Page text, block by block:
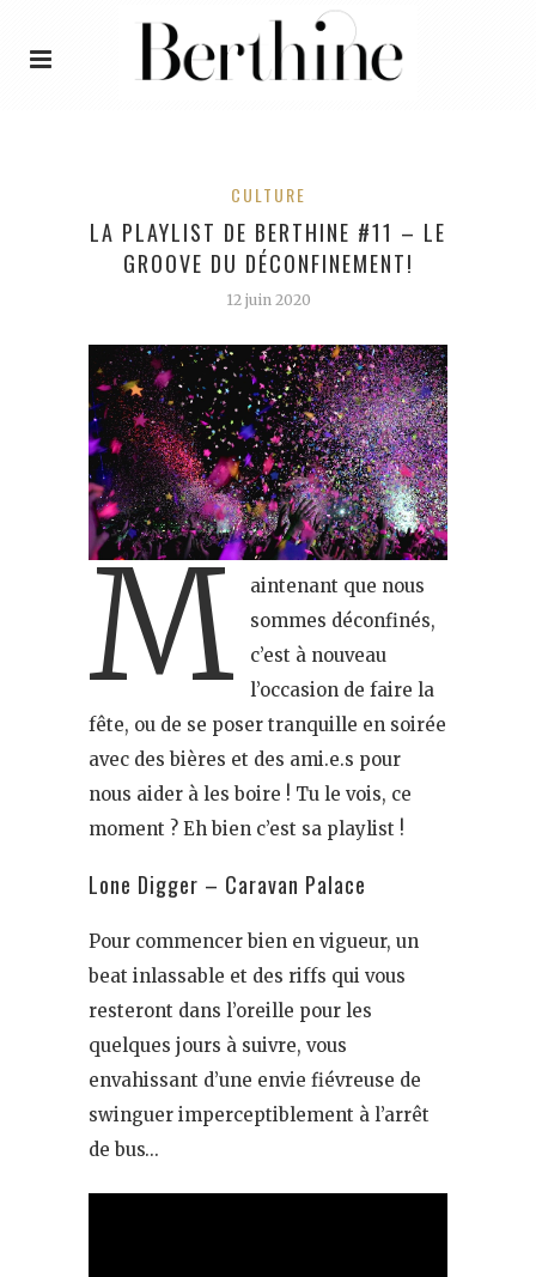
CULTURE
LA PLAYLIST DE BERTHINE #11 – LE
GROOVE DU DÉCONFINEMENT!
12 juin 2020
M
aintenant que nous
sommes déconfinés,
c’est à nouveau
l’occasion de faire la
fête, ou de se poser tranquille en soirée
avec des bières et des ami.e.s pour
nous aider à les boire ! Tu le vois, ce
moment ? Eh bien c’est sa playlist !
Lone Digger – Caravan Palace
Pour commencer bien en vigueur, un
beat inlassable et des riffs qui vous
resteront dans l’oreille pour les
quelques jours à suivre, vous
envahissant d’une envie fiévreuse de
swinguer imperceptiblement à l’arrêt
de bus…